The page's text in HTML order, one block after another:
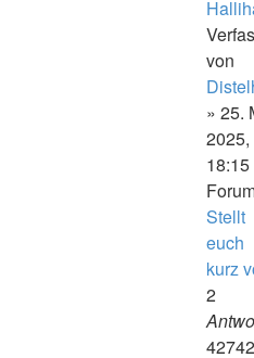
von
» 25.
2025,
18:15
Stellt
euch
kurz
2
42742